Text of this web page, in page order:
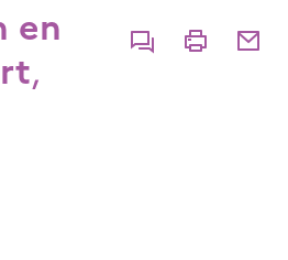
en
,
CommenterImprimer